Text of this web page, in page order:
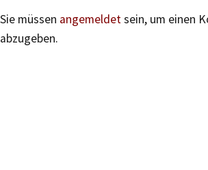
Sie müssen angemeldetsein, um einen
abzugeben.